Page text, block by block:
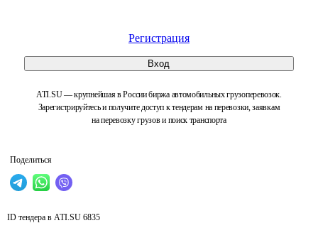
Регистрация
Вход
ATI.SU — крупнейшая в России биржа автомобильных грузоперевозок.
Зарегистрируйтесь и получите доступ к тендерам на перевозки, заявкам
на перевозку грузов и поиск транспорта
Поделиться
ID тендера в ATI.SU 6835